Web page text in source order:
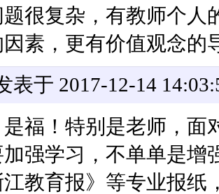
很复杂，有教师个人
素，更有价值观念的
表于 2017-12-14
福！特别是老师，面
加强学习，不单单是增
教育报》等专业报纸